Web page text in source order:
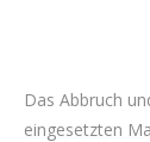
Das Abbruch
eingesetzten